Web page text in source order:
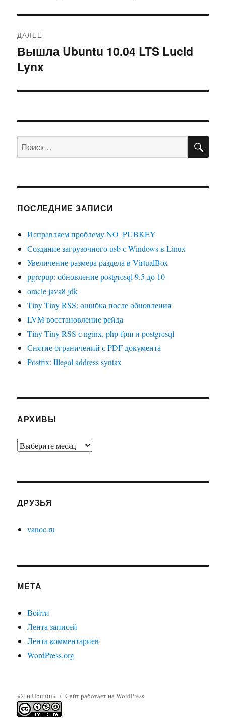
ДАЛЕЕ
Следующая
запись:
Вышла Ubuntu 10.04 LTS Lucid
Lynx
Искать:
ПОСЛЕДНИЕ ЗАПИСИ
Исправляем проблему NO_PUBKEY
Создание загрузочного usb с Windows в Linux
Увеличение размера раздела в VirtualBox
pgrepup: обновление postgresql 9.5 до 10
oracle java8 jdk
Tiny Tiny RSS: ошибка после обновления
LVM восстановление рейда
Tiny Tiny RSS с nginx, php-fpm и postgresql
Снятие ограничений с PDF документа
Postfix: Illegal address syntax
АРХИВЫ
Архивы
ДРУЗЬЯ
vanoc.ru
МЕТА
Войти
Лента записей
Лента комментариев
WordPress.org
«Я и Ubuntu» Сайт работает на WordPress